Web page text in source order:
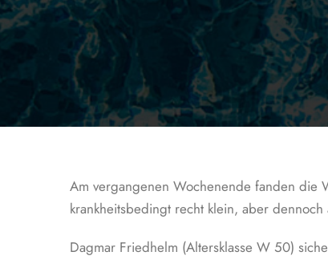
Am vergangenen Wochenende fanden die
krankheitsbedingt recht klein, aber
Dagmar Friedhelm (Altersklasse W 50)